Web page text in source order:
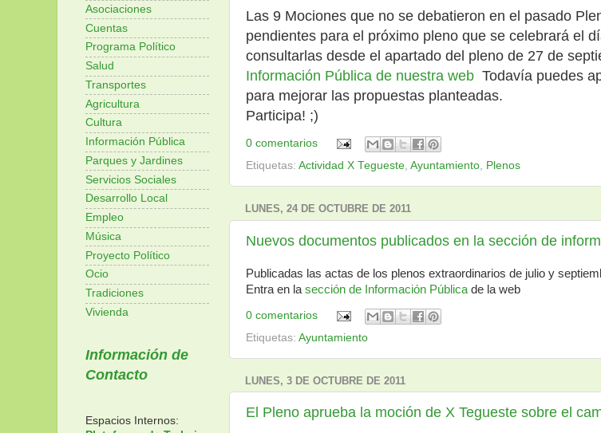
Las 9 Mociones que no se debatieron en el pasado
pendientes para el próximo pleno que se celebrará el
consultarlas desde el apartado del pleno de 27 de
Información Pública de nuestra web Todavía puedes
para mejorar las propuestas planteadas.
Participa! ;)
0 comentarios
Etiquetas: Actividad X Tegueste, Ayuntamiento, Plenos
LUNES, 24 DE OCTUBRE DE 2011
Nuevos documentos publicados en la sección de
Publicadas las actas de los plenos extraordinarios de julio y
Entra en la sección de Información Pública de la web
0 comentarios
Etiquetas: Ayuntamiento
LUNES, 3 DE OCTUBRE DE 2011
El Pleno aprueba la moción de X Tegueste sobre el
Asociaciones
Cuentas
Programa Político
Salud
Transportes
Agricultura
Cultura
Información Pública
Parques y Jardines
Servicios Sociales
Desarrollo Local
Empleo
Música
Proyecto Político
Ocio
Tradiciones
Vivienda
Información de
Contacto
Espacios Internos: